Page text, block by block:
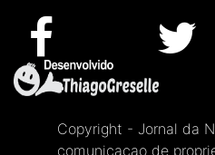
Copyright - Jornal da
comunicacao de